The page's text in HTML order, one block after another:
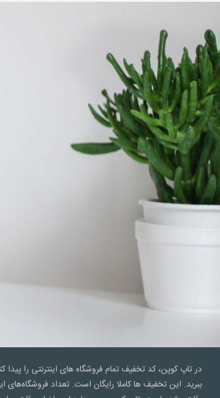
در تاپ کوپن، کد تخفیف تمام فروشگاه های اینترنتی را
ببرید. این تخفیف ها کاملا رایگان است. تعداد